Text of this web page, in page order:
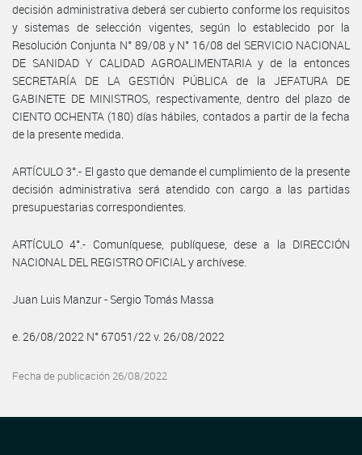
decisión administrativa deberá ser cubierto conforme los requisitos
y sistemas de selección vigentes, según lo establecido por la
Resolución Conjunta N° 89/08 y N° 16/08 del SERVICIO NACIONAL
DE SANIDAD Y CALIDAD AGROALIMENTARIA y de la entonces
SECRETARÍA DE LA GESTIÓN PÚBLICA de la JEFATURA DE
GABINETE DE MINISTROS, respectivamente, dentro del plazo de
CIENTO OCHENTA (180) días hábiles, contados a partir de la fecha
de la presente medida.
ARTÍCULO 3°.- El gasto que demande el cumplimiento de la presente
decisión administrativa será atendido con cargo a las partidas
presupuestarias correspondientes.
ARTÍCULO 4°.- Comuníquese, publíquese, dese a la DIRECCIÓN
NACIONAL DEL REGISTRO OFICIAL y archívese.
Juan Luis Manzur - Sergio Tomás Massa
e. 26/08/2022 N° 67051/22 v. 26/08/2022
Fecha de publicación 26/08/2022